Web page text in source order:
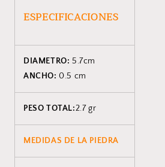
ESPECIFICACIONES
DIAMETRO: 5.7cm
ANCHO:0.5 cm
PESO TOTAL:2.7 gr
MEDIDAS DE LA PIEDRA